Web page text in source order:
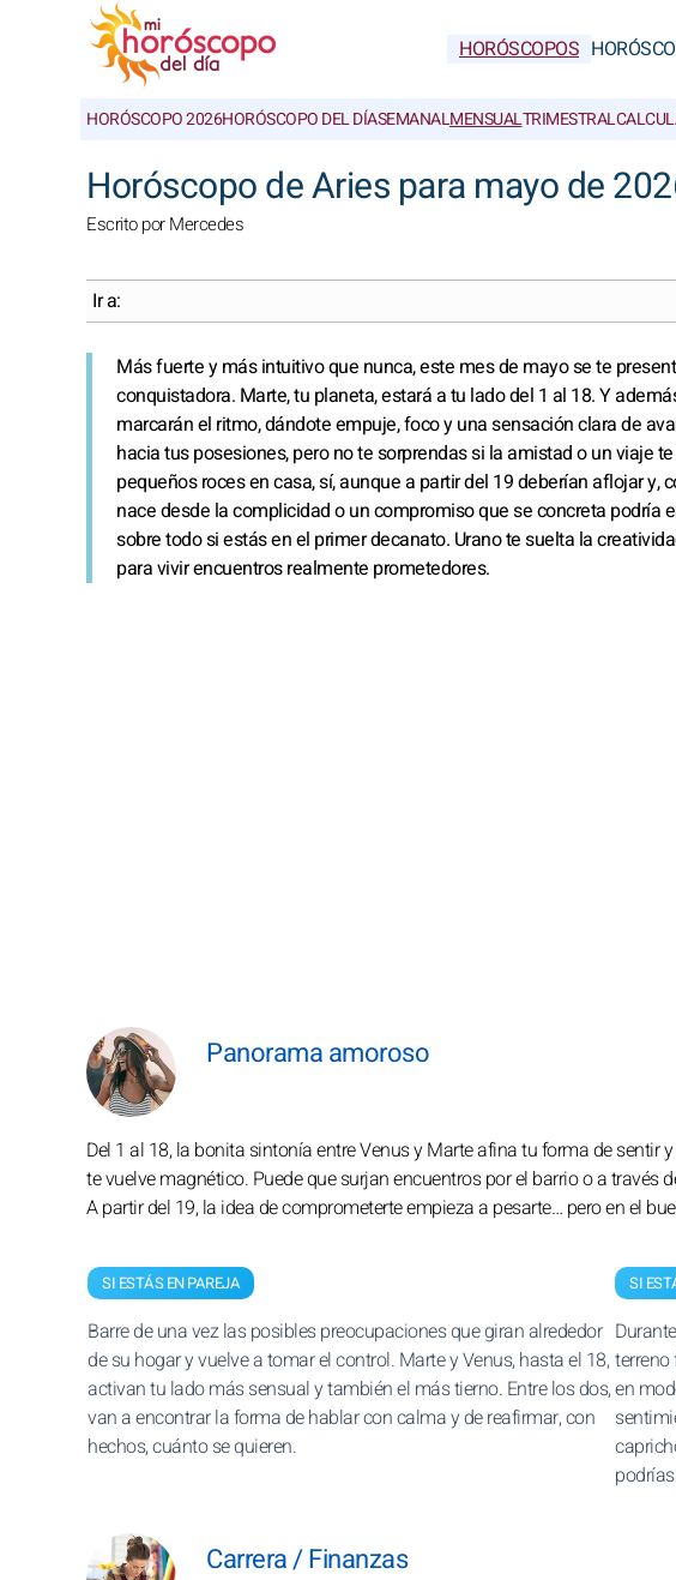
HORÓSCOPOS
HORÓSCOPO 2026HORÓSCOPO DEL DÍASEMANALMENSUALTRIMESTRAL
Horóscopo de Aries para mayo de
Escrito por Mercedes
Ir a:
Más fuerte y más intuitivo que nunca, este mes de mayo se te
conquistadora. Marte, tu planeta, estará a tu lado del 1 al 18. Y
marcarán el ritmo, dándote empuje, foco y una sensación clara de
hacia tus posesiones, pero no te sorprendas si la amistad o un viaje
pequeños roces en casa, sí, aunque a partir del 19 deberían aflojar y,
nace desde la complicidad o un compromiso que se concreta
sobre todo si estás en el primer decanato. Urano te suelta la
para vivir encuentros realmente prometedores.
Panorama amoroso
Del 1 al 18, la bonita sintonía entre Venus y Marte afina tu forma de sentir
te vuelve magnético. Puede que surjan encuentros por el barrio o a través
A partir del 19, la idea de comprometerte empieza a pesarte… pero en el
SI ESTÁS EN PAREJA
Barre de una vez las posibles preocupaciones que giran alrededor
de su hogar y vuelve a tomar el control. Marte y Venus, hasta el 18,
activan tu lado más sensual y también el más tierno. Entre los dos,
van a encontrar la forma de hablar con calma y de reafirmar, con
hechos, cuánto se quieren.
SI
en
Carrera / Finanzas